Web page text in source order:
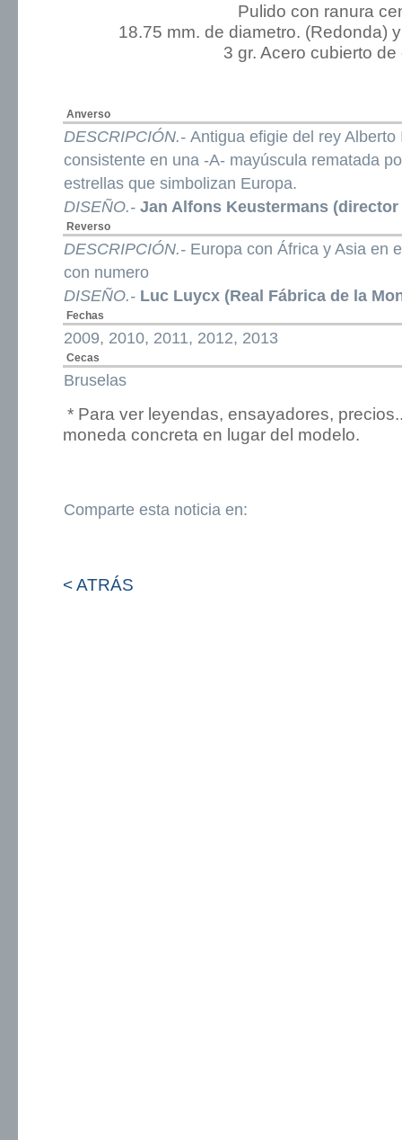
Pulido con ranura
18.75 mm. de diametro. (Redonda)
3 gr. Acero cubierto de
Anverso
DESCRIPCIÓN.- Antigua efigie del rey
consistente en una -A- mayúscula rematada
estrellas que simbolizan Europa.
DISEÑO.- Jan Alfons Keustermans
Reverso
DESCRIPCIÓN.- Europa con África y Asia en
con numero
DISEÑO.- Luc Luycx (Real Fábrica de la
Fechas
2009, 2010, 2011, 2012, 2013
Cecas
Bruselas
* Para ver leyendas, ensayadores,
moneda concreta en lugar del modelo.
Comparte esta noticia en:
< ATRÁS